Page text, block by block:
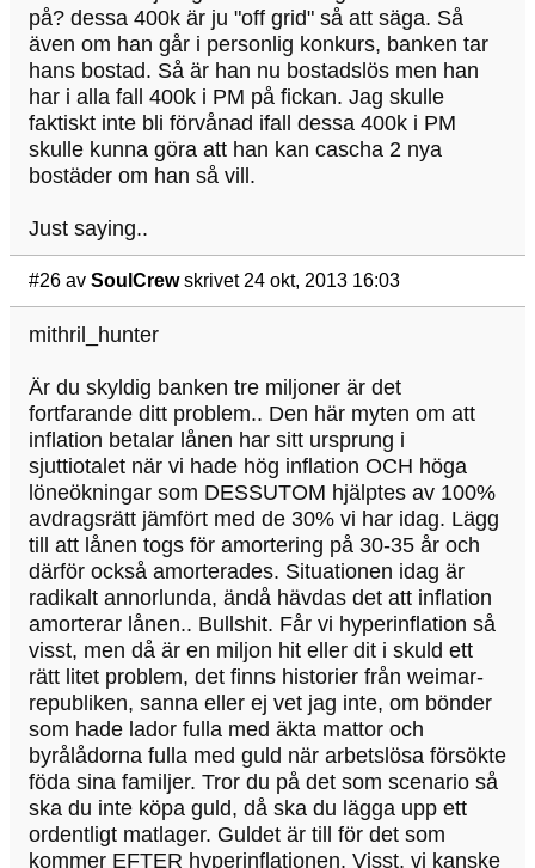
på? dessa 400k är ju "off grid" så att säga. Så
även om han går i personlig konkurs, banken tar
hans bostad. Så är han nu bostadslös men han
har i alla fall 400k i PM på fickan. Jag skulle
faktiskt inte bli förvånad ifall dessa 400k i PM
skulle kunna göra att han kan cascha 2 nya
bostäder om han så vill.
Just saying..
#26 av SoulCrew skrivet 24 okt, 2013 16:03
mithril_hunter
Är du skyldig banken tre miljoner är det
fortfarande ditt problem.. Den här myten om att
inflation betalar lånen har sitt ursprung i
sjuttiotalet när vi hade hög inflation OCH höga
löneökningar som DESSUTOM hjälptes av 100%
avdragsrätt jämfört med de 30% vi har idag. Lägg
till att lånen togs för amortering på 30-35 år och
därför också amorterades. Situationen idag är
radikalt annorlunda, ändå hävdas det att inflation
amorterar lånen.. Bullshit. Får vi hyperinflation så
visst, men då är en miljon hit eller dit i skuld ett
rätt litet problem, det finns historier från weimar-
republiken, sanna eller ej vet jag inte, om bönder
som hade lador fulla med äkta mattor och
byrålådorna fulla med guld när arbetslösa försökte
föda sina familjer. Tror du på det som scenario så
ska du inte köpa guld, då ska du lägga upp ett
ordentligt matlager. Guldet är till för det som
kommer EFTER hyperinflationen. Visst, vi kanske